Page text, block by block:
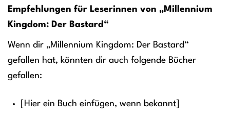
Empfehlungen für Leserinnen von „Millennium
Kingdom: Der Bastard“
Wenn dir „Millennium Kingdom: Der Bastard“
gefallen hat, könnten dir auch folgende Bücher
gefallen:
[Hier ein Buch einfügen, wenn bekannt]